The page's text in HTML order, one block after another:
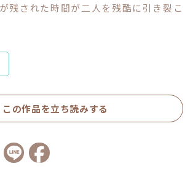
閉じる
残された時間が二人を残酷に引き裂こ
この作品を立ち読みする